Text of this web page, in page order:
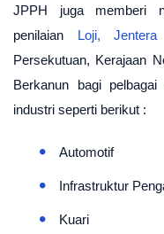
JPPH juga memberi
penilaian Loji,
Persekutuan, Kerajaan
Berkanun bagi
industri seperti berikut :
Automotif
Infrastruktur
Kuari